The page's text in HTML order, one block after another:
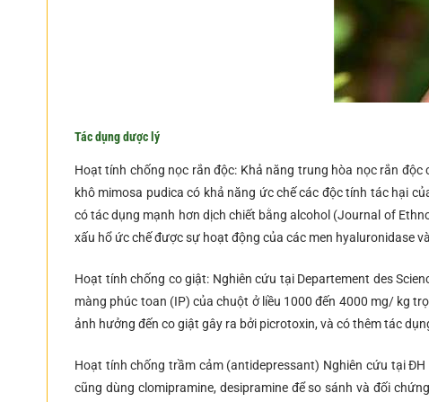
Tác dụng dược lý
Hoạt tính chống nọc rắn độc: Khả năng trung hòa nọc rắn
khô mimosa pudica có khả năng ức chế các độc tính tác hại
có tác dụng mạnh hơn dịch chiết bằng alcohol (Journal of
xấu hổ ức chế được sự hoạt động của các men hyaluronidase
Hoạt tính chống co giật: Nghiên cứu tại Departement des
màng phúc toan (IP) của chuột ở liều 1000 đến 4000 mg/ kg
ảnh hưởng đến co giật gây ra bởi picrotoxin, và có thêm tác
Hoạt tính chống trầm cảm (antidepressant) Nghiên cứu tại
cũng dùng clomipramine, desipramine để so sánh và đối